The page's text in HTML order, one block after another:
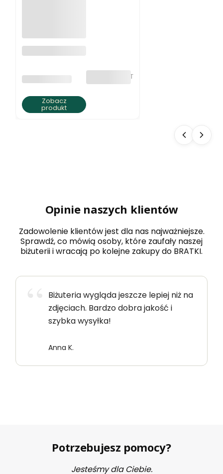
Naszyjnik z
jaspisu ziemista
PRODUCENT bez VAT
Zobacz
produkt
Opinie naszych klientów
Zadowolenie klientów jest dla nas najważniejsze.
Sprawdź, co mówią osoby, które zaufały naszej
biżuterii i wracają po kolejne zakupy do BRATKI.
Biżuteria wygląda jeszcze lepiej niż na
zdjęciach. Bardzo dobra jakość i
szybka wysyłka!
Anna K.
Potrzebujesz pomocy?
Jesteśmy dla Ciebie.